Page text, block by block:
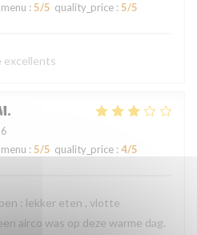
menu : 5/5 quality_price : 5/5
excellents
menu : 5/5 quality_price : 4/5
: lekker eten , vlotte
airco was op deze warme dag.